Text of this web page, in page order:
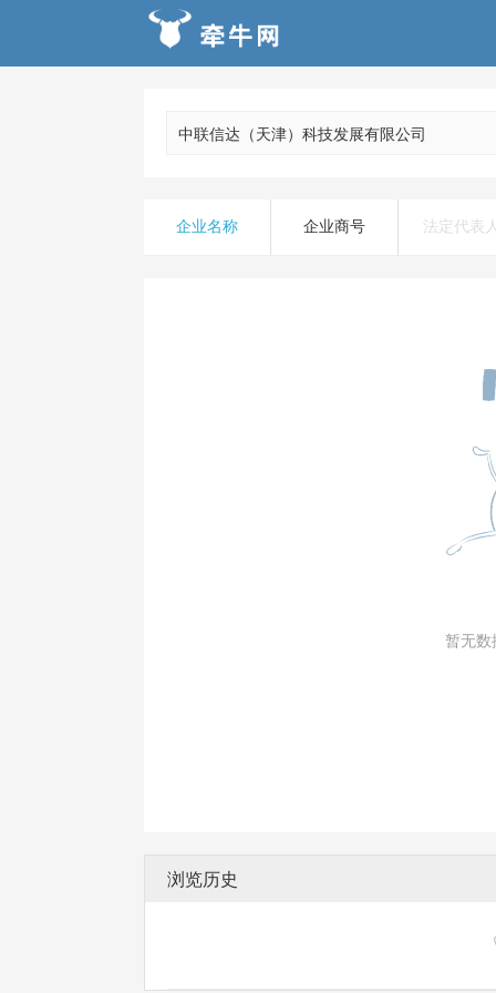
企业名称 企业商号 法定代表
暂无
浏览历史